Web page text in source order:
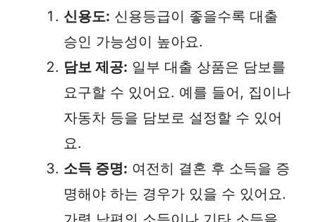
신용도: 신용등급이 좋을수록 대출
승인 가능성이 높아요.
담보 제공: 일부 대출 상품은 담보를
요구할 수 있어요. 예를 들어, 집이나
자동차 등을 담보로 설정할 수 있어
요.
소득 증명: 여전히 결혼 후 소득을 증
명해야 하는 경우가 있을 수 있어요.